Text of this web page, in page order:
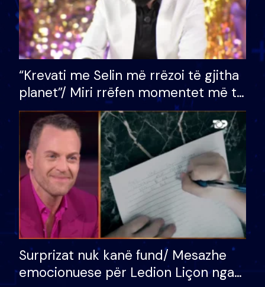
“Krevati me Selin më rrëzoi të gjitha
planet”/ Miri rrëfen momentet më të
bukura në shtëpinë e BB VIP: Do më
mungojë zilja e mëngjesit kur…
Surprizat nuk kanë fund/ Mesazhe
emocionuese për Ledion Liçon nga